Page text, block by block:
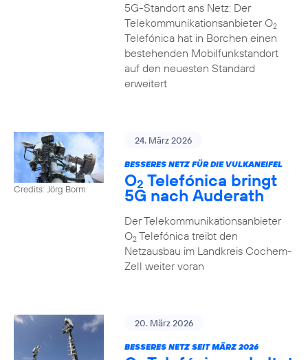
5G-Standort ans Netz: Der
Telekommunikationsanbieter O2
Telefónica hat in Borchen einen
bestehenden Mobilfunkstandort
auf den neuesten Standard
erweitert
Credits: Jörg Borm
24. März 2026
BESSERES NETZ FÜR DIE VULKANEIFEL
O2 Telefónica bringt
5G nach Auderath
Der Telekommunikationsanbieter
O2Telefónica treibt den
Netzausbau im Landkreis Cochem-
Zell weiter voran
20. März 2026
BESSERES NETZ SEIT MÄRZ 2026